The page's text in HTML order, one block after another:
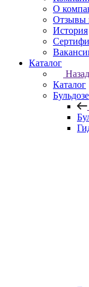
О
Отзывы
История
Каталог
Назад
Каталог